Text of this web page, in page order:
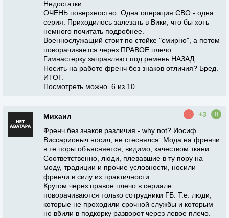
Недостатки.
ОЧЕНЬ поверхностно. Одна операция СВО - одна
серия. Приходилось залезать в Вики, что бы хоть
немного почитать подробнее.
Военнослужащий стоит по стойке "смирно", а потом
поворачивается через ПРАВОЕ плечо.
Гимнастерку заправляют под ремень НАЗАД.
Носить на работе френч без знаков отличия? Бред.
ИТОГ.
Посмотреть можно. 6 из 10.
Михаил
+3
Френч без знаков различия - why not? Иосиф
Виссарионыч носил, не стеснялся. Мода на френчи
в те поры объясняется, видимо, качеством ткани.
Соответственно, люди, плевавшие в ту пору на
моду, традиции и прочие условности, носили
френчи в силу их практичности.
Кругом через правое плечо в сериале
поворачиваются только сотрудники ГБ. Т.е. люди,
которые не проходили срочной службы и которым
не вбили в подкорку разворот через левое плечо.